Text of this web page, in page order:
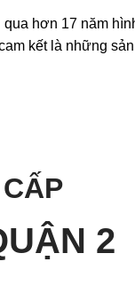
hơn 17 năm
kết là những
2